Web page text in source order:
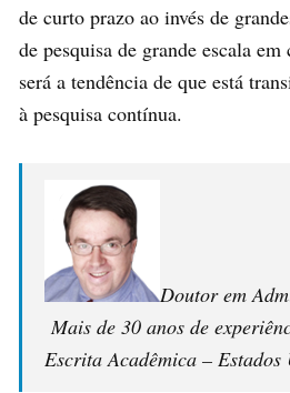
de curto prazo ao invés de
de pesquisa de grande escala
será a tendência de que está
à pesquisa contínua.
Doutor em
Mais de 30 anos de
Escrita Acadêmica – Estados